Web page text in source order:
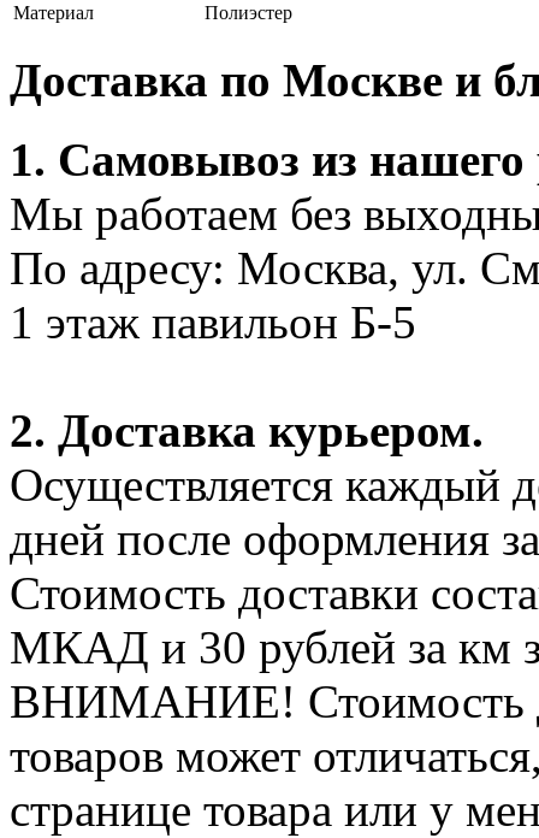
Материал
Полиэстер
Доставка по Москве и
1. Самовывоз из нашего
Мы работаем без
По адресу: Москва, ул.
1 этаж павильон Б-5
2. Доставка курьером.
Осуществляется каждый
дней после оформления
Стоимость доставки
МКАД и 30 рублей за км
ВНИМАНИЕ! Стоимость
товаров может
странице товара или у